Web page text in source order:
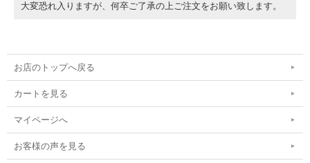
大変恐れ入りますが、何卒ご了承の上ご注文をお願い致します。
お店のトップへ戻る
カートを見る
マイページへ
お客様の声を見る